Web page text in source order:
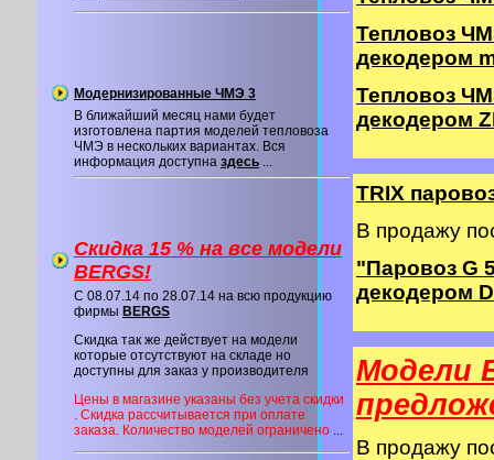
Модернизированные ЧМЭ 3
В ближайший месяц нами будет
изготовлена партия моделей тепловоза
ЧМЭ в нескольких вариантах. Вся
информация доступна здесь ...
Скидка 15 % на все модели
BERGS!
C 08.07.14 по 28.07.14 на всю продукцию
фирмы BERGS
Скидка так же действует на модели
которые отсутствуют на складе но
доступны для заказ у производителя
Цены в магазине указаны без учета скидки
. Скидка рассчитывается при оплате
заказа. Количество моделей ограничено ...
Тепловоз
декодером
Тепловоз
декодером
TRIX
В продажу
"Паровоз G
декодером
Модели
В продажу